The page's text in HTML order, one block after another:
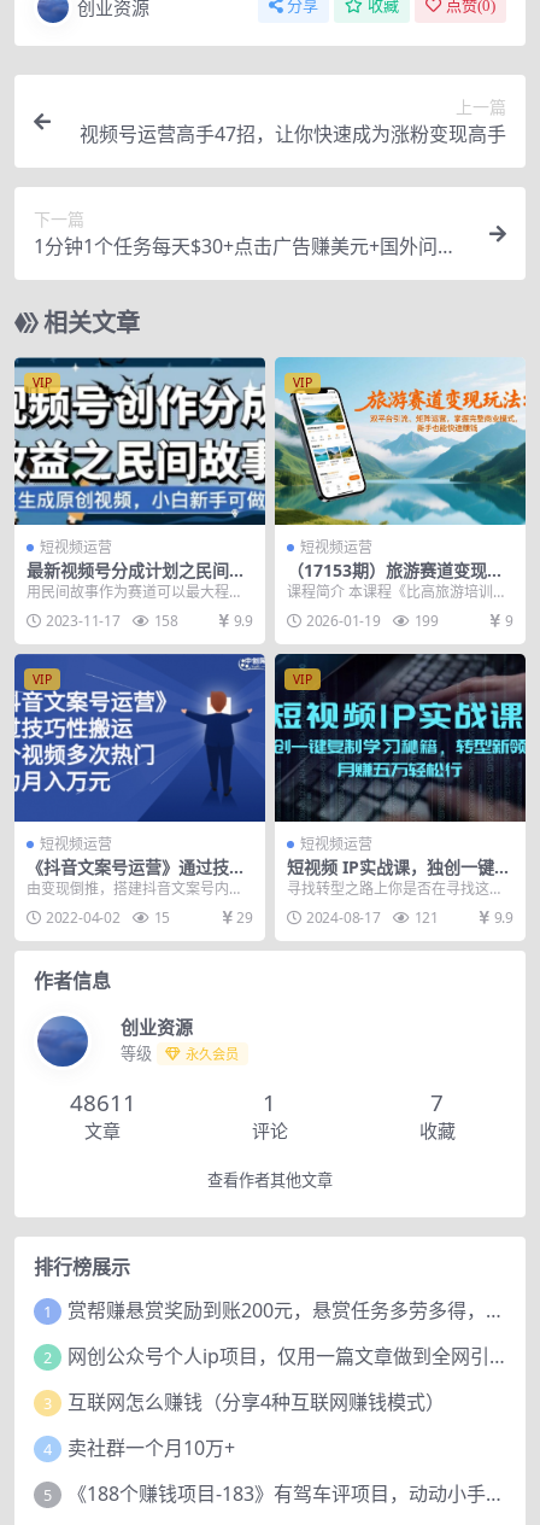
创业资源 分享 收藏 点赞(0)
上一篇
视频号运营高手47招，让你快速成为涨粉变现高手
下一篇
1分钟1个任务每天$30+点击广告赚美元+国外问答1
0分钟赚100 (3个项目)
相关文章
VIP
短视频运营
最新视频号分成计划之民间故
事，AI生成原创视频，公域私
域双重变现
用民间故事作为赛道可以最大程度
上调动观众的情绪，从而增加播放
量，文案和视频都可以...
2023-11-17 158 9.9
VIP
短视频运营
（17153期）旅游赛道变现玩
法：双平台引流、矩阵运营，
掌握完整商业模式，新手也能
快速赚钱
课程简介 本课程《比高旅游培训》
是一套聚焦于旅游行业线上获客与
商业转化的实战培训...
2026-01-19 199 9
VIP
短视频运营
《抖音文案号运营》通过技巧
性搬运，一个视频多次热门
由变现倒推，搭建抖音文案号内
容，掌握流量机制，细节性的发布
视频，通过技巧性搬运，...
2022-04-02 15 29
VIP
短视频运营
短视频 IP实战课，独创一键复
制学习秘籍，转战新领域，月
寻找转型之路上你是否在寻找这样
一种职业 有相对自由的工作时间 有
获得高薪回报的可...
2024-08-17 121 9.9
作者信息
创业资源
等级 永久会员
48611
文章
1
评论
7
收藏
查看作者其他文章
排行榜展示
1 赏帮赚悬赏奖励到账200元，悬赏任务多劳多得，人人可做。
2 网创公众号个人ip项目，仅用一篇文章做到全网引流！
3 互联网怎么赚钱（分享4种互联网赚钱模式）
4 卖社群一个月10万+
5 《188个赚钱项目-183》有驾车评项目，动动小手，复制粘贴赚44元！